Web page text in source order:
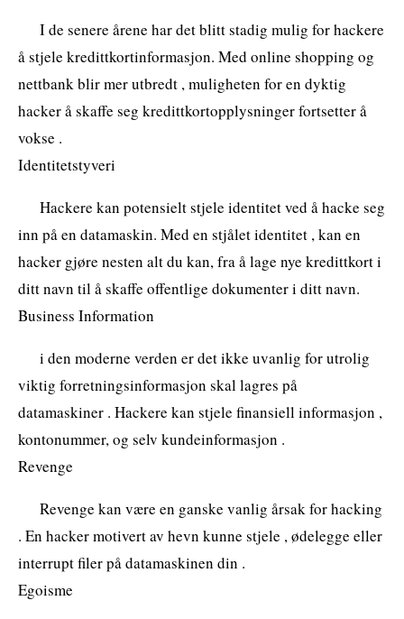
I de senere årene har det blitt stadig mulig for hackere
å stjele kredittkortinformasjon. Med online shopping og
nettbank blir mer utbredt , muligheten for en dyktig
hacker å skaffe seg kredittkortopplysninger fortsetter å
vokse .
Identitetstyveri
Hackere kan potensielt stjele identitet ved å hacke seg
inn på en datamaskin. Med en stjålet identitet , kan en
hacker gjøre nesten alt du kan, fra å lage nye kredittkort i
ditt navn til å skaffe offentlige dokumenter i ditt navn.
Business Information
i den moderne verden er det ikke uvanlig for utrolig
viktig forretningsinformasjon skal lagres på
datamaskiner . Hackere kan stjele finansiell informasjon ,
kontonummer, og selv kundeinformasjon .
Revenge
Revenge kan være en ganske vanlig årsak for hacking
. En hacker motivert av hevn kunne stjele , ødelegge eller
interrupt filer på datamaskinen din .
Egoisme